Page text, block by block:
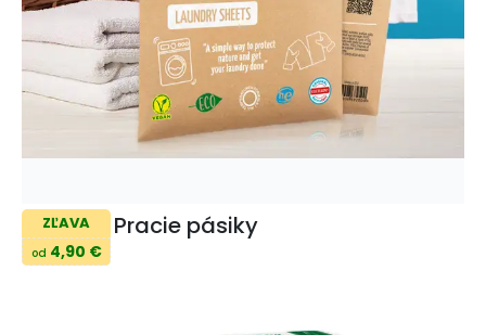
ZĽAVA
od 4,90 €
Pracie pásiky